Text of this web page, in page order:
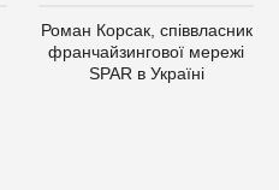
Роман Корсак, співвласник
франчайзингової мережі
SPAR в Україні